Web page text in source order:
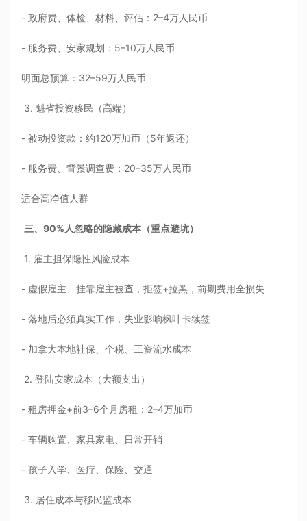
- 政府费、体检、材料、评估：2–4万人民币
- 服务费、安家规划：5–10万人民币
明面总预算：32–59万人民币
3. 魁省投资移民（高端）
- 被动投资款：约120万加币（5年返还）
- 服务费、背景调查费：20–35万人民币
适合高净值人群
三、90%人忽略的隐藏成本（重点避坑）
1. 雇主担保隐性风险成本
- 虚假雇主、挂靠雇主被查，拒签+拉黑，前期费用全损失
- 落地后必须真实工作，失业影响枫叶卡续签
- 加拿大本地社保、个税、工资流水成本
2. 登陆安家成本（大额支出）
- 租房押金+前3–6个月房租：2–4万加币
- 车辆购置、家具家电、日常开销
- 孩子入学、医疗、保险、交通
3. 居住成本与移民监成本